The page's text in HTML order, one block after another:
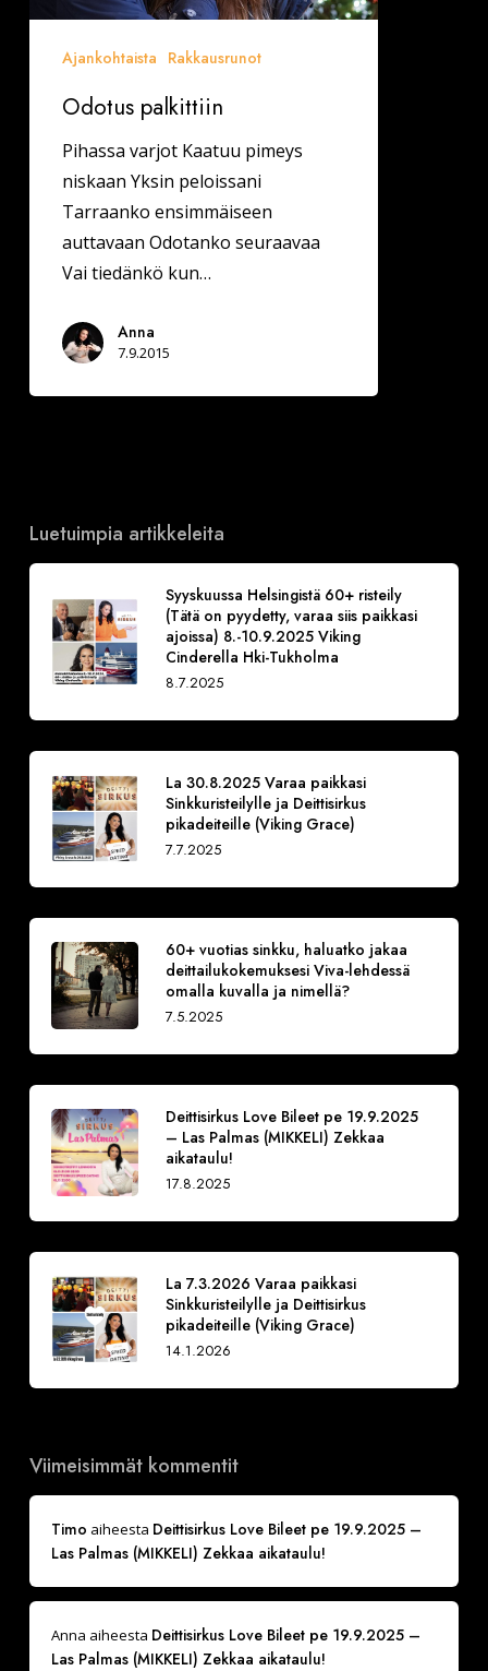
Ajankohtaista Rakkausrunot
Odotus palkittiin
Pihassa varjot Kaatuu pimeys
niskaan Yksin peloissani
Tarraanko ensimmäiseen
auttavaan Odotanko seuraavaa
Vai tiedänkö kun…
Anna
7.9.2015
Luetuimpia artikkeleita
Syyskuussa Helsingistä 60+ risteily
(Tätä on pyydetty, varaa siis paikkasi
ajoissa) 8.-10.9.2025 Viking
Cinderella Hki-Tukholma
8.7.2025
La 30.8.2025 Varaa paikkasi
Sinkkuristeilylle ja Deittisirkus
pikadeiteille (Viking Grace)
7.7.2025
60+ vuotias sinkku, haluatko jakaa
deittailukokemuksesi Viva-lehdessä
omalla kuvalla ja nimellä?
7.5.2025
Deittisirkus Love Bileet pe 19.9.2025
– Las Palmas (MIKKELI) Zekkaa
aikataulu!
17.8.2025
La 7.3.2026 Varaa paikkasi
Sinkkuristeilylle ja Deittisirkus
pikadeiteille (Viking Grace)
14.1.2026
Viimeisimmät kommentit
Timo aiheesta Deittisirkus Love Bileet pe 19.9.2025 –
Las Palmas (MIKKELI) Zekkaa aikataulu!
Anna aiheesta Deittisirkus Love Bileet pe 19.9.2025 –
Las Palmas (MIKKELI) Zekkaa aikataulu!